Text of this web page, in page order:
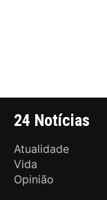
24 Notícias
Atualidade
Vida
Opinião